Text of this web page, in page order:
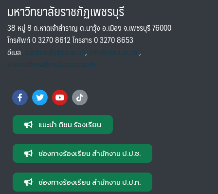
มหาวิทยาลัยราชภัฏเพชรบุรี
38 หมู่ 8 ถ.หาดเจ้าสำราญ ต.นาวุ้ง อ.เมือง จ.เพชรบุรี 76000
โทรศัพท์ 0 3270 8612 โทรสาร 0 3270 8653
อีเมล saraban@pbru.ac.th, info@pbru.ac.th,
international@mail.pbru.ac.th
แนะนำ ติชม ร้องเรียน
ช่องทางร้องเรียน สำนักงาน ป.ป.ช.
ช่องทางร้องเรียน สำนักงาน ป.ป.ท.